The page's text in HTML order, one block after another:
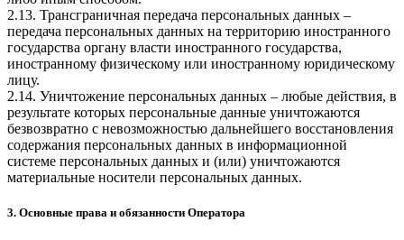
2.13. Трансграничная передача персональных данных –
передача персональных данных на территорию иностранного
государства органу власти иностранного государства,
иностранному физическому или иностранному юридическому
лицу.
2.14. Уничтожение персональных данных – любые действия, в
результате которых персональные данные уничтожаются
безвозвратно с невозможностью дальнейшего восстановления
содержания персональных данных в информационной
системе персональных данных и (или) уничтожаются
материальные носители персональных данных.
3. Основные права и обязанности Оператора